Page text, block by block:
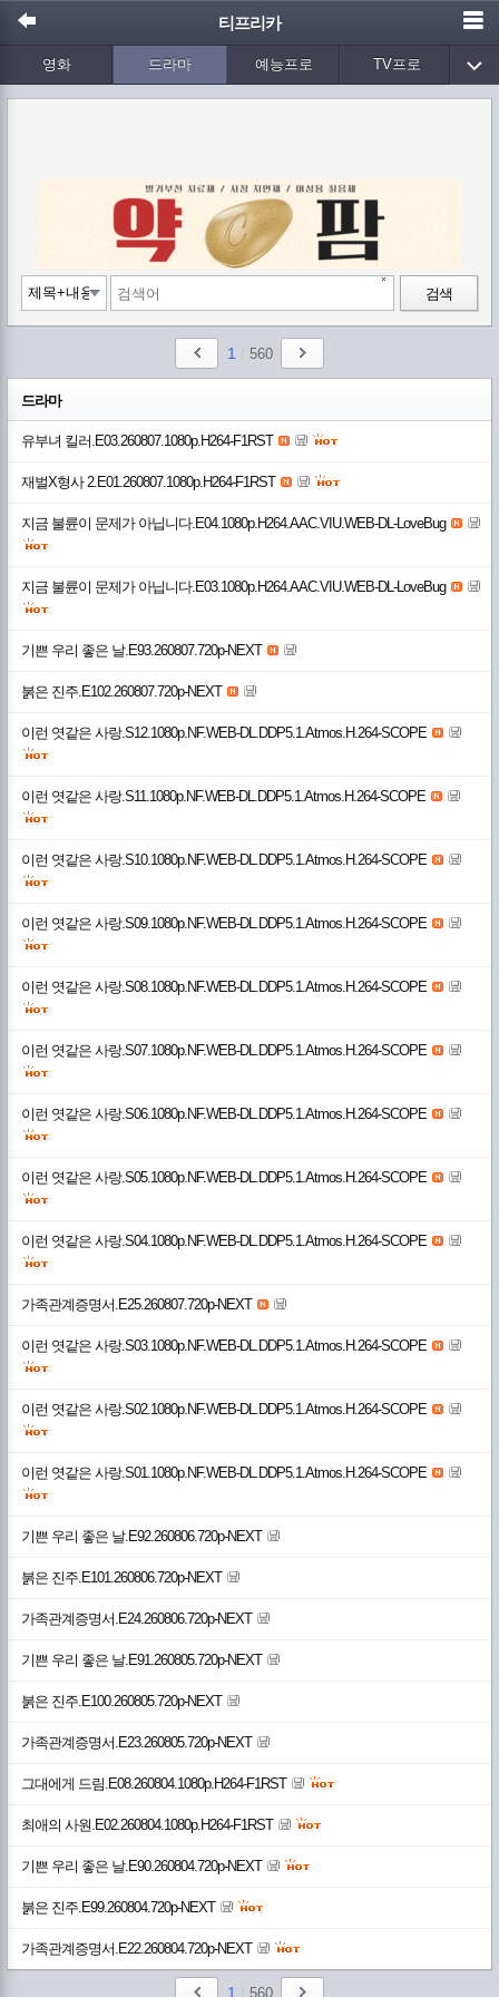
티프리카
영화 드라마 예능프로 TV프로
애니메이션 음악 Wetv
검색
1 560
드라마
유부녀 킬러.E03.260807.1080p.H264-F1RST
재벌X형사 2.E01.260807.1080p.H264-F1RST
지금 불륜이 문제가 아닙니다.E04.1080p.H264.AAC.VIU.WEB-DL-LoveBug
지금 불륜이 문제가 아닙니다.E03.1080p.H264.AAC.VIU.WEB-DL-LoveBug
기쁜 우리 좋은 날.E93.260807.720p-NEXT
붉은 진주.E102.260807.720p-NEXT
이런 엿같은 사랑.S12.1080p.NF.WEB-DL.DDP5.1.Atmos.H.264-SCOPE
이런 엿같은 사랑.S11.1080p.NF.WEB-DL.DDP5.1.Atmos.H.264-SCOPE
이런 엿같은 사랑.S10.1080p.NF.WEB-DL.DDP5.1.Atmos.H.264-SCOPE
이런 엿같은 사랑.S09.1080p.NF.WEB-DL.DDP5.1.Atmos.H.264-SCOPE
이런 엿같은 사랑.S08.1080p.NF.WEB-DL.DDP5.1.Atmos.H.264-SCOPE
이런 엿같은 사랑.S07.1080p.NF.WEB-DL.DDP5.1.Atmos.H.264-SCOPE
이런 엿같은 사랑.S06.1080p.NF.WEB-DL.DDP5.1.Atmos.H.264-SCOPE
이런 엿같은 사랑.S05.1080p.NF.WEB-DL.DDP5.1.Atmos.H.264-SCOPE
이런 엿같은 사랑.S04.1080p.NF.WEB-DL.DDP5.1.Atmos.H.264-SCOPE
가족관계증명서.E25.260807.720p-NEXT
이런 엿같은 사랑.S03.1080p.NF.WEB-DL.DDP5.1.Atmos.H.264-SCOPE
이런 엿같은 사랑.S02.1080p.NF.WEB-DL.DDP5.1.Atmos.H.264-SCOPE
이런 엿같은 사랑.S01.1080p.NF.WEB-DL.DDP5.1.Atmos.H.264-SCOPE
기쁜 우리 좋은 날.E92.260806.720p-NEXT
붉은 진주.E101.260806.720p-NEXT
가족관계증명서.E24.260806.720p-NEXT
기쁜 우리 좋은 날.E91.260805.720p-NEXT
붉은 진주.E100.260805.720p-NEXT
가족관계증명서.E23.260805.720p-NEXT
그대에게 드림.E08.260804.1080p.H264-F1RST
최애의 사원.E02.260804.1080p.H264-F1RST
기쁜 우리 좋은 날.E90.260804.720p-NEXT
붉은 진주.E99.260804.720p-NEXT
가족관계증명서.E22.260804.720p-NEXT
1 560